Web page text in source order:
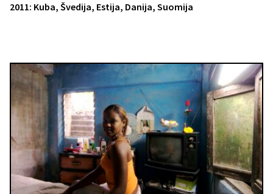
2011: Kuba, Švedija, Estija, Danija, Suomija